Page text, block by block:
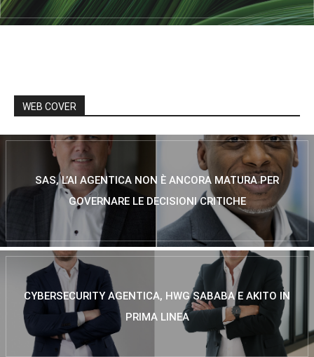
WEB COVER
SAS, L’AI AGENTICA NON È ANCORA MATURA PER
GOVERNARE LE DECISIONI CRITICHE
CYBERSECURITY AGENTICA, HWG SABABA E AKITO IN
PRIMA LINEA